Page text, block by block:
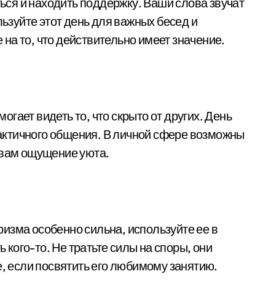
этот день для важных бесед и
то, что действительно имеет значение.
видеть то, что скрыто от других. День
общения. В личной сфере возможны
ощущение уюта.
особенно сильна, используйте ее в
то. Не тратьте силы на споры, они
если посвятить его любимому занятию.